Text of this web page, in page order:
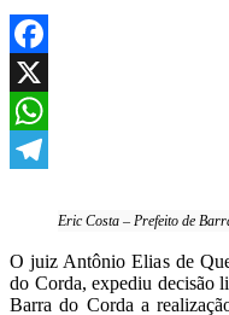
Facebook
X
WhatsApp
Eric Costa – Prefeito de
O juiz Antônio Elias de
do Corda, expediu decisão
Barra do Corda a